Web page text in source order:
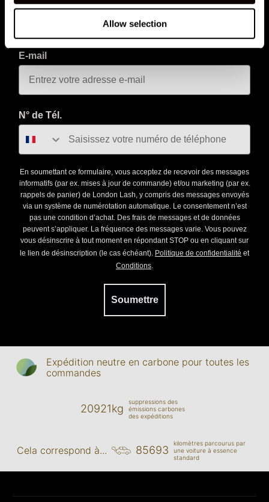
Allow selection
premières à découvrir les nouveaux lancements, les offres
exclusives, les formations d'experts et les actualités du
secteur des cils !
E-mail
N° de Tél.
En soumettant ce formulaire, vous acceptez de recevoir des messages
informatifs (par ex. mises à jour de commande) et/ou marketing (par ex.
rappels de panier) de London Lash, y compris des messages envoyés
via un système de numérotation automatique. Le consentement n’est
pas une condition d’achat. Des frais de messages et de données
peuvent s’appliquer. La fréquence des messages varie. Vous pouvez
vous désinscrire à tout moment en répondant STOP ou en cliquant sur
le lien de désinscription (le cas échéant). Politique de confidentialité et
Conditions.
Soumettre
Expédition neutre en carbone pour toutes les
commandes
20921kg
suppressions des
émissions carbones
des expéditions
Cela correspond à... 85693
kilomètres parcourus par
une voiture à essence
standard